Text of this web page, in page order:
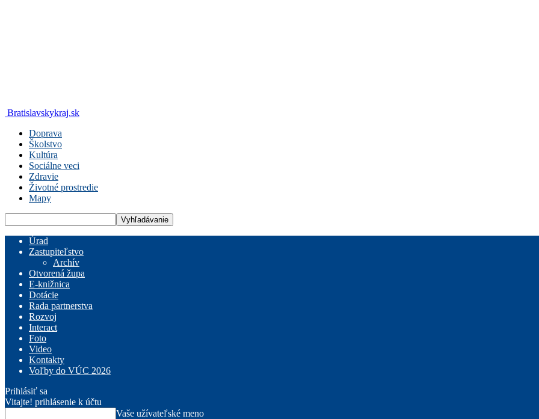
Bratislavskykraj.sk
Doprava
Školstvo
Kultúra
Sociálne veci
Zdravie
Životné prostredie
Mapy
Úrad
Zastupiteľstvo
Archív
Otvorená župa
E-knižnica
Dotácie
Rada partnerstva
Rozvoj
Interact
Foto
Video
Kontakty
Voľby do VÚC 2026
Prihlásiť sa
Vitajte! prihlásenie k účtu
Vaše užívateľské meno